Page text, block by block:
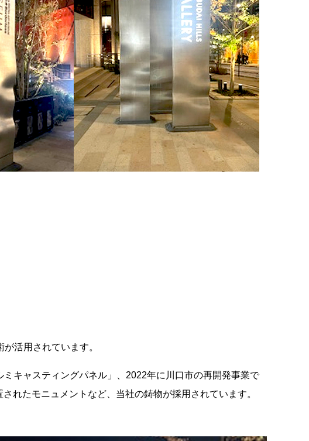
活用されています。
キャスティングパネル」、2022年に川口市の再開発事業で
れたモニュメントなど、当社の鋳物が採用されています。